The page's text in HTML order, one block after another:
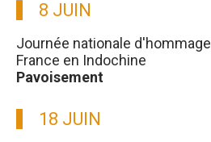
8 JUIN
Journée nationale
France en Indochine
Pavoisement
18 JUIN